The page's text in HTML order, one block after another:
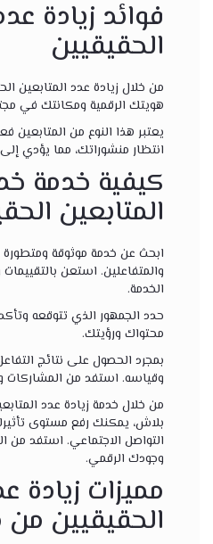
فوائد زيادة
الحقيقيين
من خلال زيادة عدد المتابعين
هويتك الرقمية ومكانتك في
يعتبر هذا النوع من المتابعين
انتظار منشوراتك، مما يؤدي
كيفية خدمة
المتابعين
ابحث عن خدمة موثوقة ومتطورة
والمتفاعلين. استعن
الخدمة.
حدد الجمهور الذي تتوقعه
محتواك ورؤيتك.
بمجرد الحصول على نتائج
وقياسه. استفد من المشاركات
من خلال خدمة زيادة عدد
بلاش، يمكنك رفع مستوى
التواصل الاجتماعي. استفد من
وجودك الرقمي.
مميزات زيادة
الحقيقيين